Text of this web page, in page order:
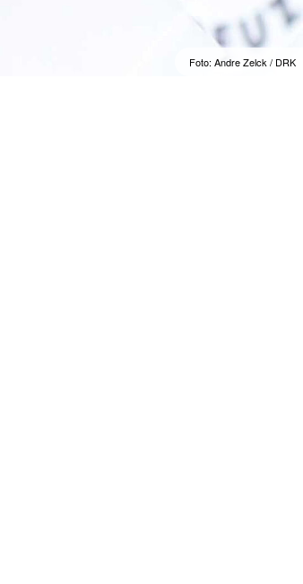
Foto: Andre Zelck / DRK